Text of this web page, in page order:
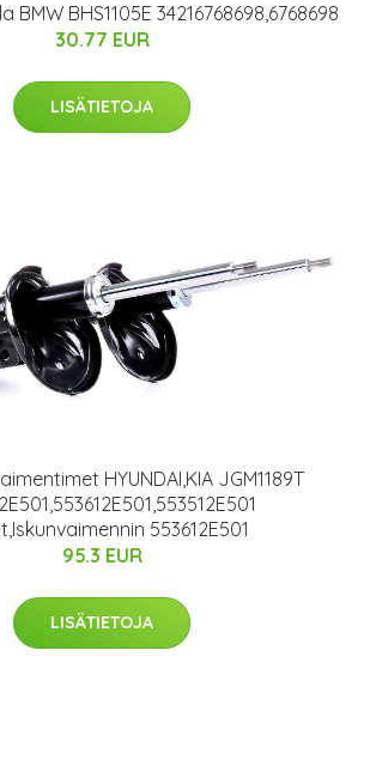
BHS1105E 34216768698,6768698
30.77 EUR
LISÄTIETOJA
HYUNDAI,KIA JGM1189T
553612E501
95.3 EUR
LISÄTIETOJA